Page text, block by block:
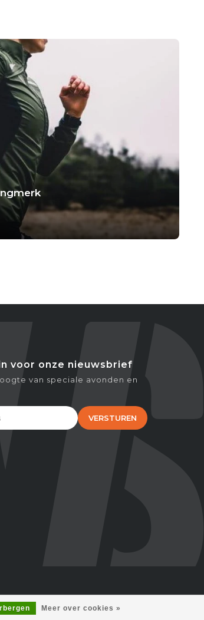
Meer over cookies »
voor onze nieuwsbrief
van speciale avonden en
VERSTUREN